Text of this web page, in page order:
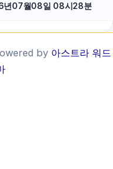
년07월08일 08시28분
by 아스트라 워드